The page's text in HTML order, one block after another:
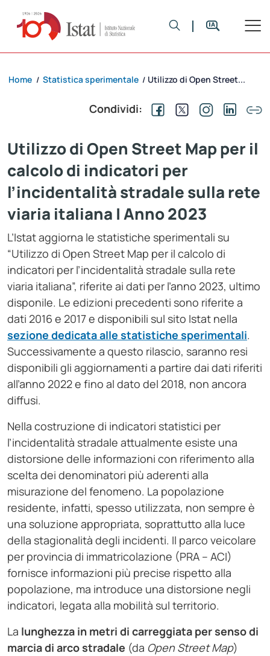
Home / Statistica sperimentale / Utilizzo di Open Street...
Condividi:
Utilizzo di Open Street Map per il
calcolo di indicatori per
l’incidentalità stradale sulla rete
viaria italiana | Anno 2023
L’Istat aggiorna le statistiche sperimentali su
“Utilizzo di Open Street Map per il calcolo di
indicatori per l’incidentalità stradale sulla rete
viaria italiana”, riferite ai dati per l’anno 2023, ultimo
disponile. Le edizioni precedenti sono riferite a
dati 2016 e 2017 e disponibili sul sito Istat nella
sezione dedicata alle statistiche sperimentali.
Successivamente a questo rilascio, saranno resi
disponibili gli aggiornamenti a partire dai dati riferiti
all’anno 2022 e fino al dato del 2018, non ancora
diffusi.
Nella costruzione di indicatori statistici per
l’incidentalità stradale attualmente esiste una
distorsione delle informazioni con riferimento alla
scelta dei denominatori più aderenti alla
misurazione del fenomeno. La popolazione
residente, infatti, spesso utilizzata, non sempre è
una soluzione appropriata, soprattutto alla luce
della stagionalità degli incidenti. Il parco veicolare
per provincia di immatricolazione (PRA – ACI)
fornisce informazioni più precise rispetto alla
popolazione, ma introduce una distorsione negli
indicatori, legata alla mobilità sul territorio.
La lunghezza in metri di carreggiata per senso di
marcia di arco stradale (da Open Street Map)